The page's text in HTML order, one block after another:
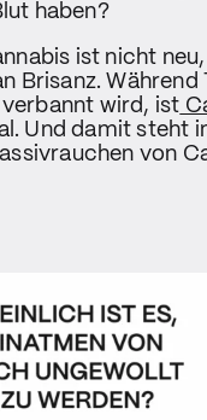
haben?
ist nicht
Brisanz.
wird, ist
Und damit steht
von